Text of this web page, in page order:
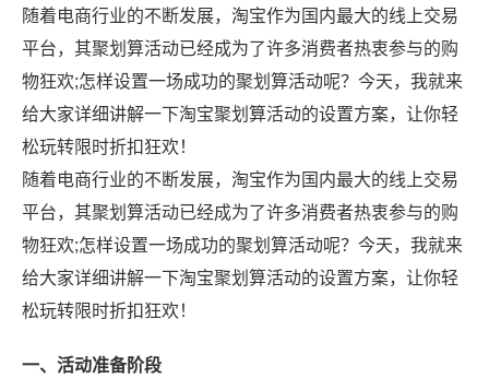
随着电商行业的不断发展，淘宝作为国内最大的线上交易
平台，其聚划算活动已经成为了许多消费者热衷参与的购
物狂欢;怎样设置一场成功的聚划算活动呢？今天，我就来
给大家详细讲解一下淘宝聚划算活动的设置方案，让你轻
松玩转限时折扣狂欢！
随着电商行业的不断发展，淘宝作为国内最大的线上交易
平台，其聚划算活动已经成为了许多消费者热衷参与的购
物狂欢;怎样设置一场成功的聚划算活动呢？今天，我就来
给大家详细讲解一下淘宝聚划算活动的设置方案，让你轻
松玩转限时折扣狂欢！
一、活动准备阶段